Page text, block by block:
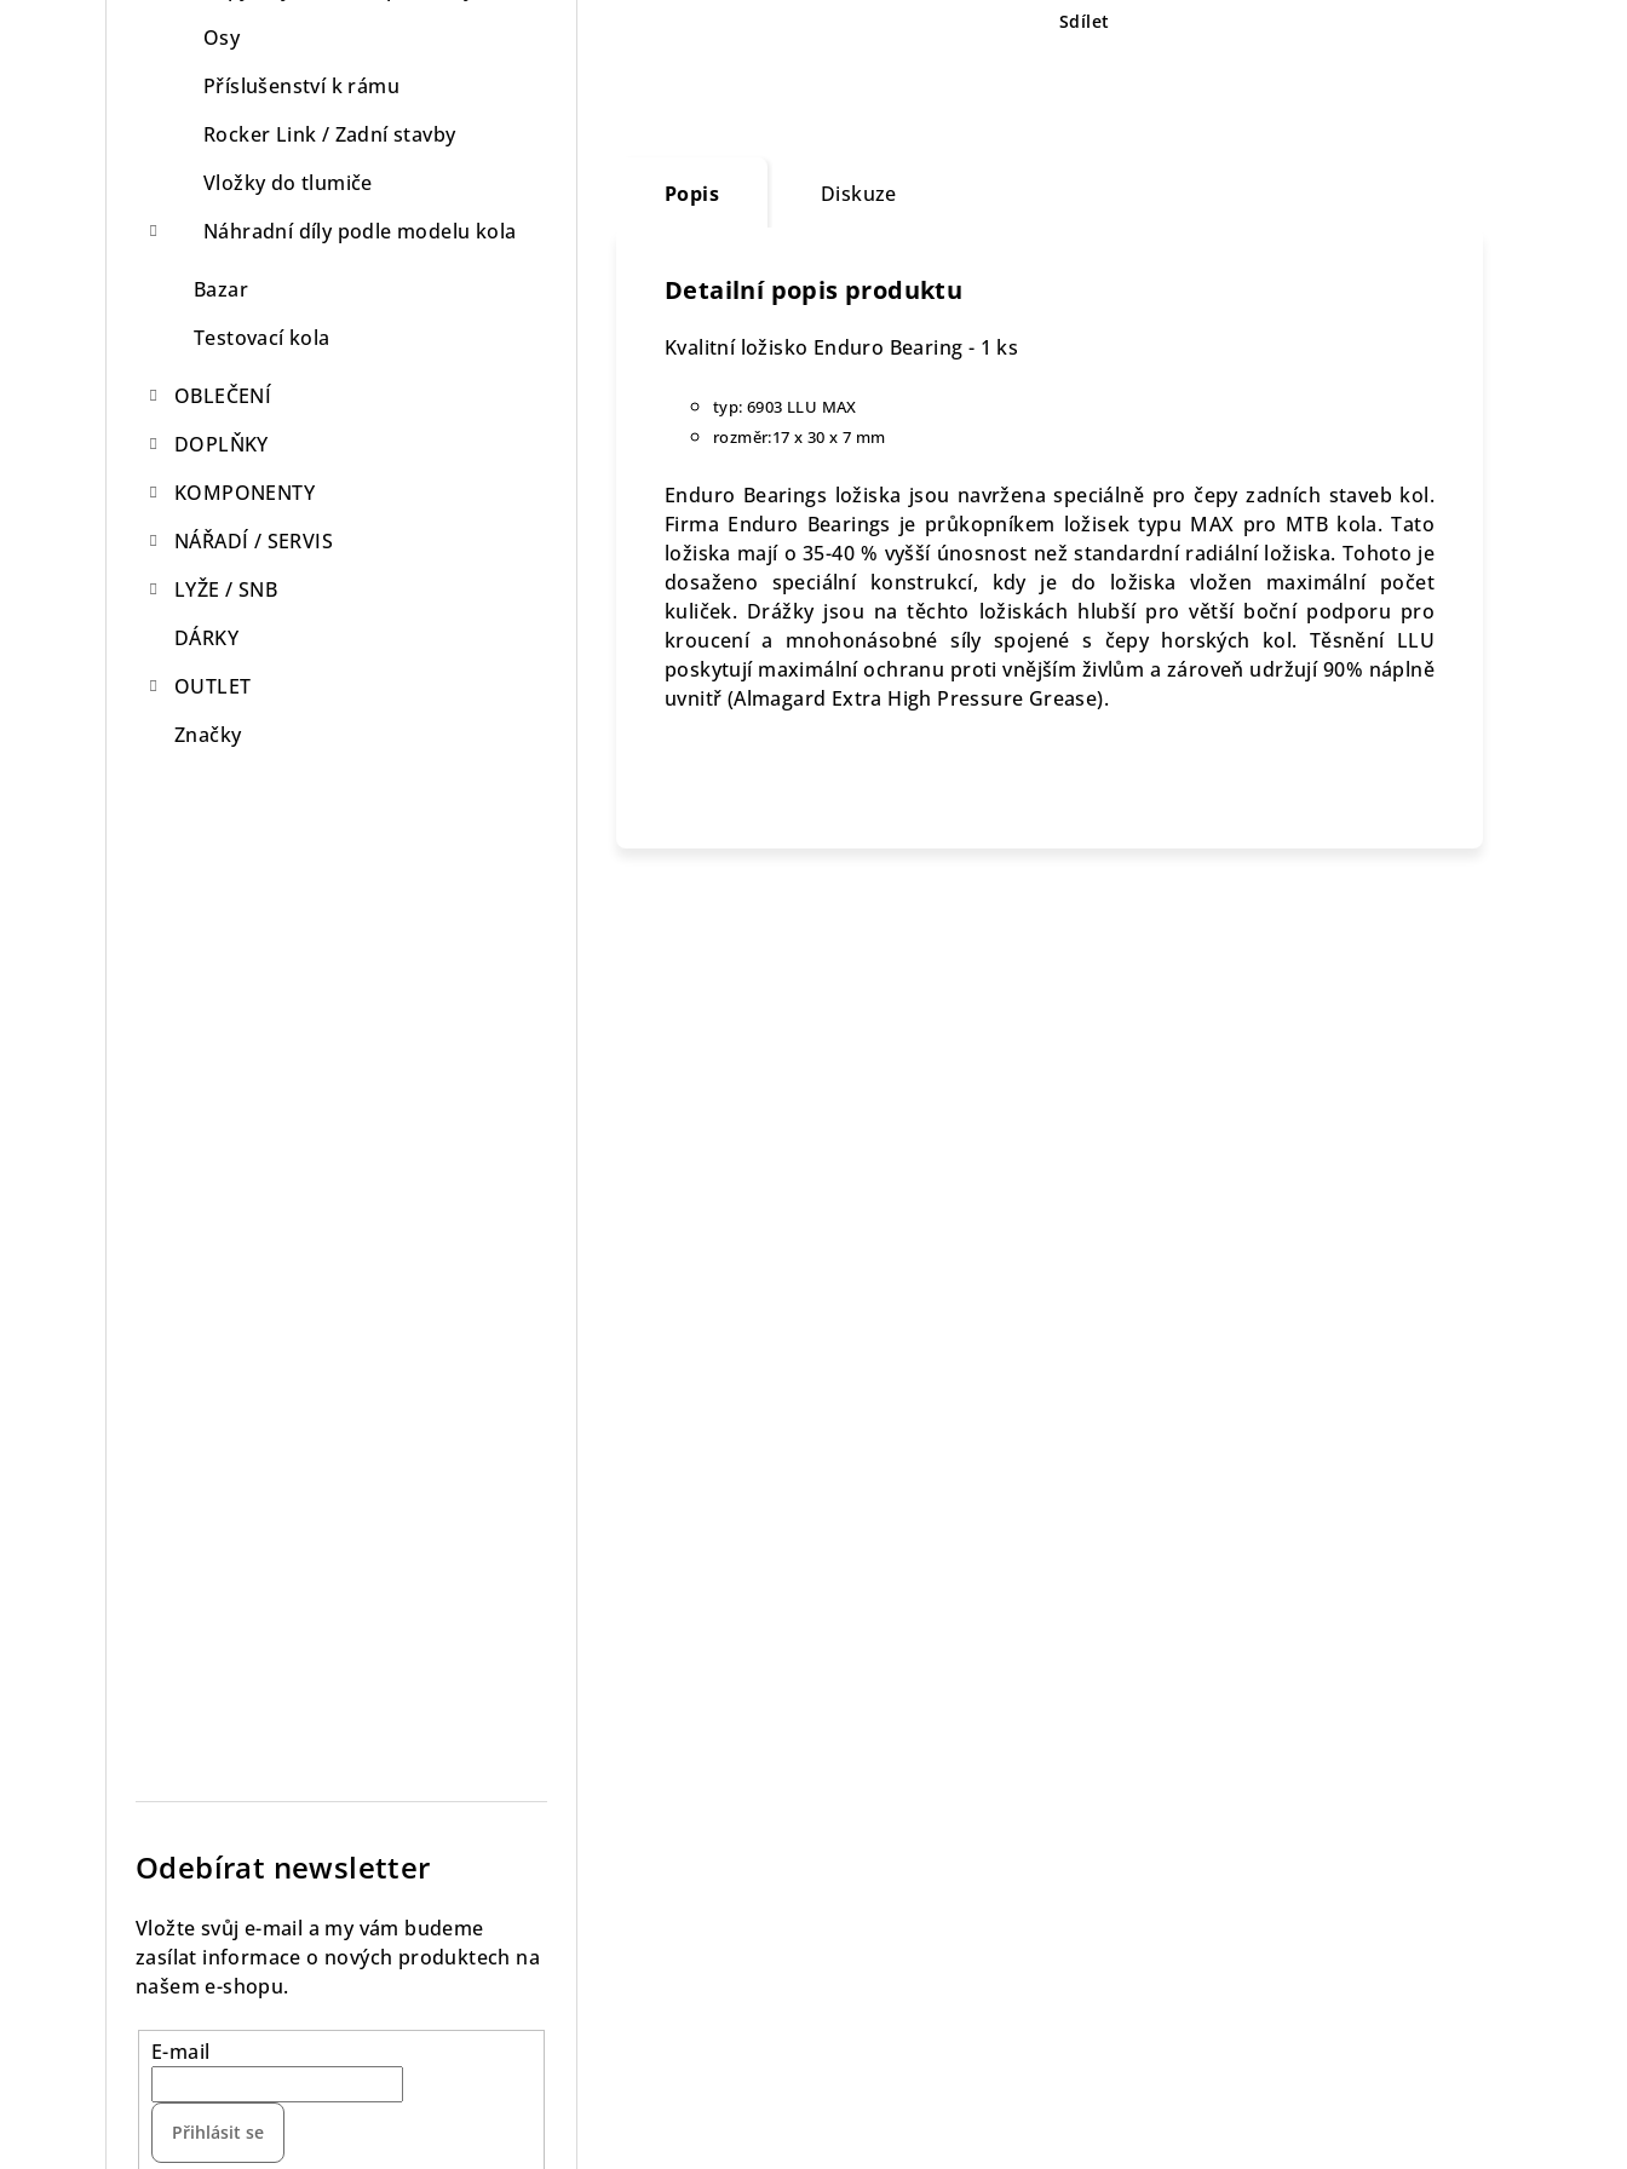
Osy
Příslušenství k rámu
Rocker Link / Zadní stavby
Vložky do tlumiče
Náhradní díly podle modelu kola
Bazar
Testovací kola
OBLEČENÍ
DOPLŇKY
KOMPONENTY
NÁŘADÍ / SERVIS
LYŽE / SNB
DÁRKY
OUTLET
Značky
Odebírat newsletter
Vložte svůj e-mail a my vám budeme
zasílat informace o nových produktech na
našem e-shopu.
E-mail
Přihlásit se
Sdílet
Popis Diskuze
Detailní popis produktu
Kvalitní ložisko Enduro Bearing - 1 ks
typ: 6903 LLU MAX
rozměr:17 x 30 x 7 mm
Enduro Bearings ložiska jsou navržena speciálně pro čepy zadních staveb kol.
Firma Enduro Bearings je průkopníkem ložisek typu MAX pro MTB kola. Tato
ložiska mají o 35-40 % vyšší únosnost než standardní radiální ložiska. Tohoto je
dosaženo speciální konstrukcí, kdy je do ložiska vložen maximální počet
kuliček. Drážky jsou na těchto ložiskách hlubší pro větší boční podporu pro
kroucení a mnohonásobné síly spojené s čepy horských kol. Těsnění LLU
poskytují maximální ochranu proti vnějším živlům a zároveň udržují 90% náplně
uvnitř (Almagard Extra High Pressure Grease).